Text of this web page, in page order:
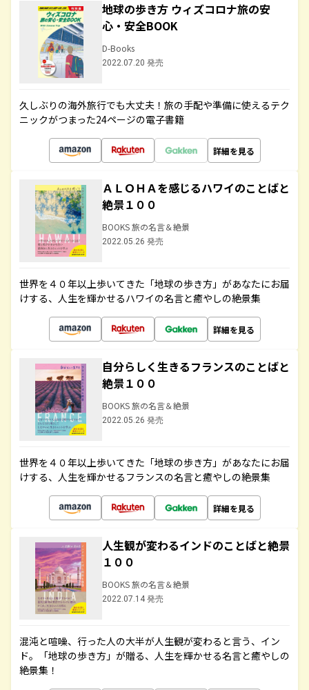
地球の歩き方 ウィズコロナ旅の安
心・安全BOOK
D-Books
2022.07.20 発売
久しぶりの海外旅行でも大丈夫！旅の手配や準備に使えるテク
ニックがつまった24ページの電子書籍
詳細を見る
ＡＬＯＨＡを感じるハワイのことばと
絶景１００
BOOKS 旅の名言＆絶景
2022.05.26 発売
世界を４０年以上歩いてきた「地球の歩き方」があなたにお届
けする、人生を輝かせるハワイの名言と癒やしの絶景集
詳細を見る
自分らしく生きるフランスのことばと
絶景１００
BOOKS 旅の名言＆絶景
2022.05.26 発売
世界を４０年以上歩いてきた「地球の歩き方」があなたにお届
けする、人生を輝かせるフランスの名言と癒やしの絶景集
詳細を見る
人生観が変わるインドのことばと絶景
１００
BOOKS 旅の名言＆絶景
2022.07.14 発売
混沌と喧噪、行った人の大半が人生観が変わると言う、イン
ド。「地球の歩き方」が贈る、人生を輝かせる名言と癒やしの
絶景集！